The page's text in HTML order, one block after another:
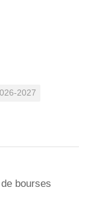
2027
bourses